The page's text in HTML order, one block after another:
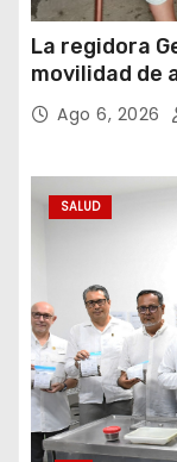
La regidora
movilidad de
de aparatos
Ago 6, 2026
SALUD